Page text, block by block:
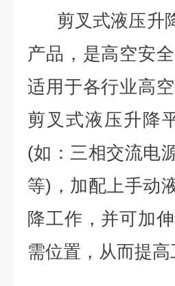
剪叉式液压升
产品，是高空安
适用于各行业高
剪叉式液压升降
(如：三相交流电
等)，加配上手动
降工作，并可加
需位置，从而提高